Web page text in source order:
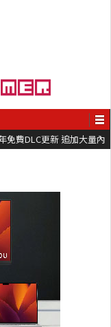
免費DLC更新 追加大量內